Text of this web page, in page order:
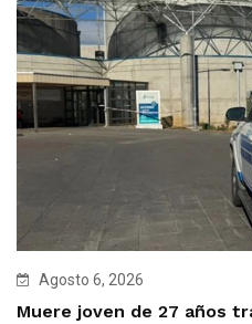
Agosto 6, 2026
Muere joven de 27 años